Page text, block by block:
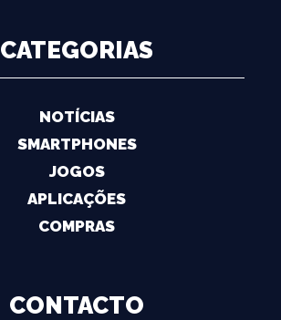
CATEGORIAS
NOTÍCIAS
SMARTPHONES
JOGOS
APLICAÇÕES
COMPRAS
CONTACTO